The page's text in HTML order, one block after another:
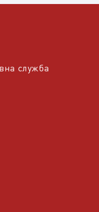
служба